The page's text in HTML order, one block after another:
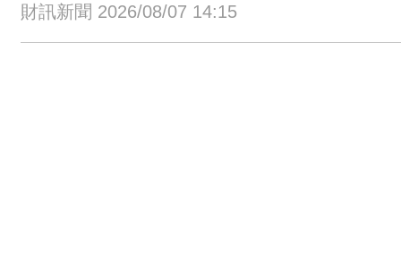
財訊新聞 2026/08/07 14:15